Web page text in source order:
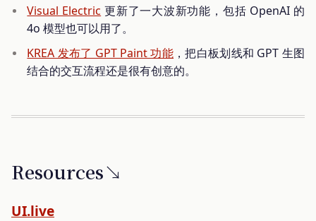
Visual Electric 更新了一大波新功能，包括 OpenAI 的
4o 模型也可以用了。
KREA 发布了 GPT Paint 功能 ，把白板划线和 GPT 生图
结合的交互流程还是很有创意的。
Resources↘
UI.live